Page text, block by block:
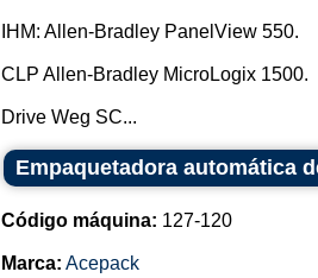
Las
empaquetar
Existen
adecuada
Algunos de
IHM: Allen-Bradley PanelView 550.
CLP Allen-Bradley MicroLogix 1500.
Drive Weg SC...
Empaquetadora automática
Código máquina: 127-120
Marca: Acepack